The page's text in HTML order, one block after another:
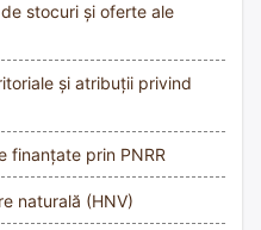
stocuri și oferte ale
și atribuții privind
finanțate prin PNRR
naturală (HNV)